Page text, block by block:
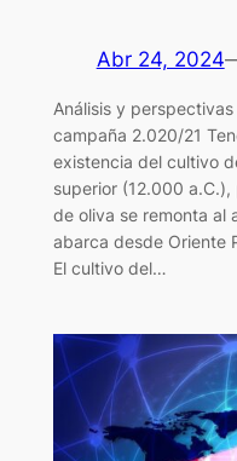
Abr 24, 2024
Análisis y
campaña 2.020/21
existencia del cultivo
superior (12.000
de oliva se remonta al
abarca desde Oriente
El cultivo del…